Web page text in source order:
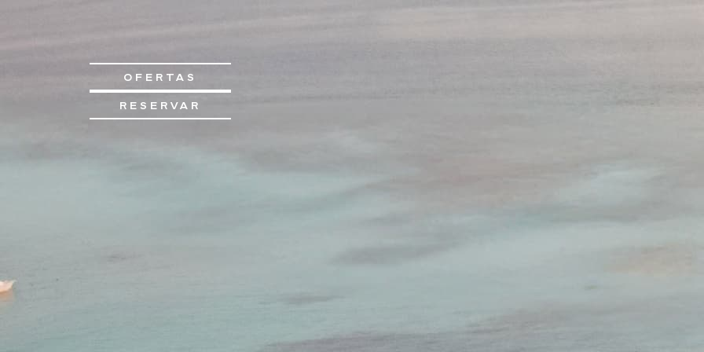
OFERTAS
RESERVAR